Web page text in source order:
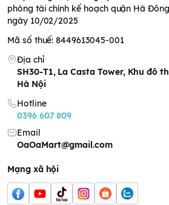
phòng tài chính kế hoạch quận Hà
ngày 10/02/2025
Mã số thuế: 8449613045-001
Địa chỉ
SH30-T1, La Casta Tower, Khu đô
Hà Nội
Hotline
0396 607 809
Email
OaOaMart@gmail.com
Mạng xã hội